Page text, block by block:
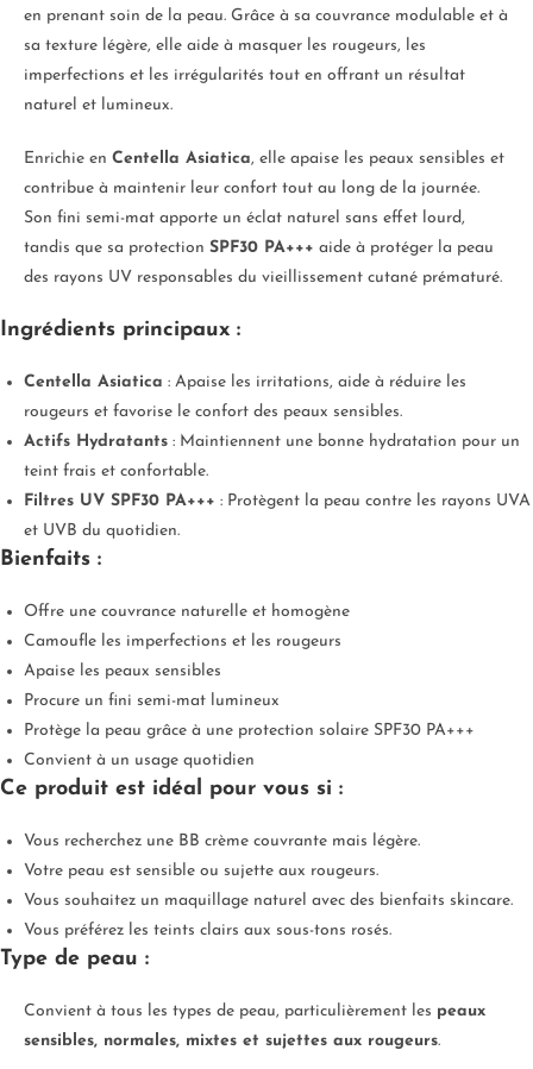
en prenant soin de la peau. Grâce à sa couvrance modulable et à
sa texture légère, elle aide à masquer les rougeurs, les
imperfections et les irrégularités tout en offrant un résultat
naturel et lumineux.
Enrichie en Centella Asiatica, elle apaise les peaux sensibles et
contribue à maintenir leur confort tout au long de la journée.
Son fini semi-mat apporte un éclat naturel sans effet lourd,
tandis que sa protection SPF30 PA+++ aide à protéger la peau
des rayons UV responsables du vieillissement cutané prématuré.
Ingrédients principaux :
Centella Asiatica : Apaise les irritations, aide à réduire les
rougeurs et favorise le confort des peaux sensibles.
Actifs Hydratants : Maintiennent une bonne hydratation pour un
teint frais et confortable.
Filtres UV SPF30 PA+++ : Protègent la peau contre les rayons UVA
et UVB du quotidien.
Bienfaits :
Offre une couvrance naturelle et homogène
Camoufle les imperfections et les rougeurs
Apaise les peaux sensibles
Procure un fini semi-mat lumineux
Protège la peau grâce à une protection solaire SPF30 PA+++
Convient à un usage quotidien
Ce produit est idéal pour vous si :
Vous recherchez une BB crème couvrante mais légère.
Votre peau est sensible ou sujette aux rougeurs.
Vous souhaitez un maquillage naturel avec des bienfaits skincare.
Vous préférez les teints clairs aux sous-tons rosés.
Type de peau :
Convient à tous les types de peau, particulièrement les peaux
sensibles, normales, mixtes et sujettes aux rougeurs.